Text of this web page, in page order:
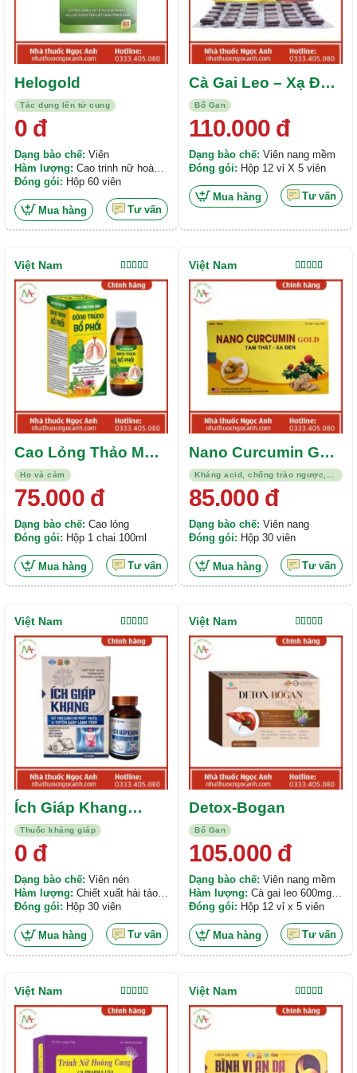
Tác dụng lên tử cung
Helogold
0 đ
Dạng bào chế: Viên
Hàm lượng: Cao trinh nữ hoàng
cung 300mg, Cao náng hoa trắng
Cao hoàng kỳ 100mg ,...
Đóng gói: Hộp 60 viên
Mua hàng Tư vấn
Bổ Gan
Cà Gai Leo – Xạ Đen
Tradiphar
110.000đ
Dạng bào chế: Viên nang mềm
Đóng gói: Hộp 12 vỉ X 5 viên
Mua hàng Tư vấn
Ho và cảm
Cao Lỏng Thảo Mộc
Đông Trùng Bổ Phổi
Greenlung Haucovi
Được xếp
hạng5.00
75.000đ
Dạng bào chế: Cao lỏng
Đóng gói: Hộp 1 chai 100ml
Mua hàng Tư vấn
Việt Nam
Nano Curcumin Gold
Tam Thất-Xạ Đen
Được xếp
hạng5.00
85.000đ
Dạng bào chế: Viên nang
Đóng gói: Hộp 30 viên
Mua hàng Tư vấn
Việt Nam
Thuốc kháng giáp
Ích Giáp Khang
Tadaphaco
Được xếp
hạng5.00
0 đ
Dạng bào chế: Viên nén
Hàm lượng: Chiết xuất hải tảo
120mg, Magnesium 109mg, Cao
Trinh Nữ Hoàng Cung 100mg,...
Đóng gói: Hộp 30 viên
Mua hàng Tư vấn
Việt Nam
Bổ Gan
Detox-Bogan
Được xếp
hạng5.00
105.000đ
Dạng bào chế: Viên nang mềm
Hàm lượng: Cà gai leo 600mg,
Lá sen 600mg, Xạ đen 400mg,...
Đóng gói: Hộp 12 vỉ x 5 viên
Mua hàng Tư vấn
Việt Nam
Được xếp
hạng5.00
Việt Nam
Được xếp
hạng5.00
Việt Nam